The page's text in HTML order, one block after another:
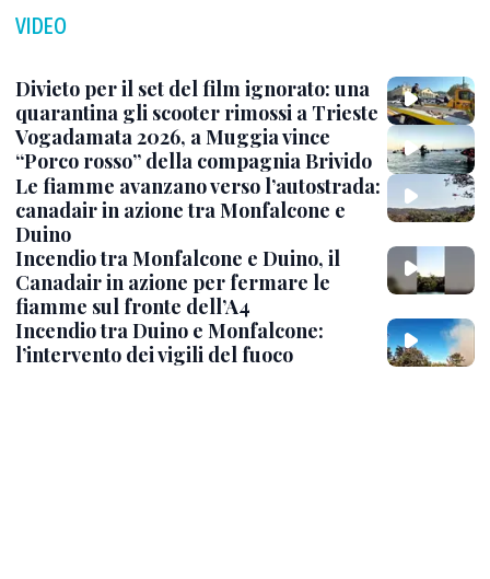
VIDEO
Divieto per il set del film ignorato: una
quarantina gli scooter rimossi a Trieste
Vogadamata 2026, a Muggia vince
“Porco rosso” della compagnia Brivido
Le fiamme avanzano verso l’autostrada:
canadair in azione tra Monfalcone e
Duino
Incendio tra Monfalcone e Duino, il
Canadair in azione per fermare le
fiamme sul fronte dell’A4
Incendio tra Duino e Monfalcone:
l’intervento dei vigili del fuoco